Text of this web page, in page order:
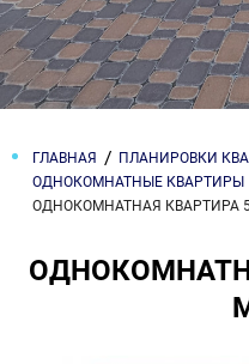
ГЛАВНАЯ
ПЛАНИРОВКИ
ОДНОКОМНАТНЫЕ КВАРТИРЫ
ОДНОКОМНАТНАЯ КВАРТИРА